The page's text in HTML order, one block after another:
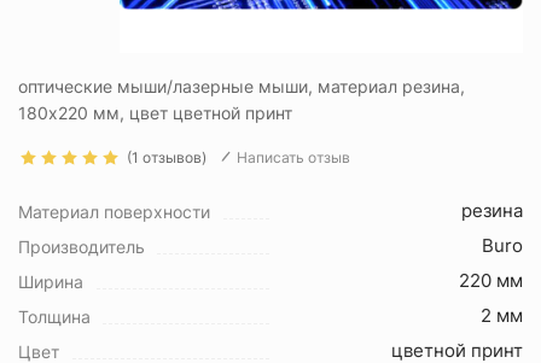
оптические мыши/лазерные мыши, материал резина,
180x220 мм, цвет цветной принт
(1 отзывов) Написать отзыв
Материал поверхности резина
Производитель Buro
Ширина 220 мм
Толщина 2 мм
Цвет цветной принт